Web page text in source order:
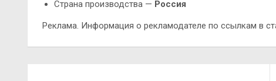
Страна производства — Россия
Реклама. Информация о рекламодателе по ссылкам в